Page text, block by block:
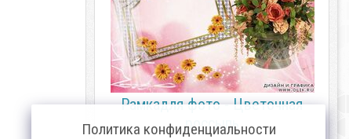
Рамкадля фото - Цветочная
россыпь
Политика конфиденциальности